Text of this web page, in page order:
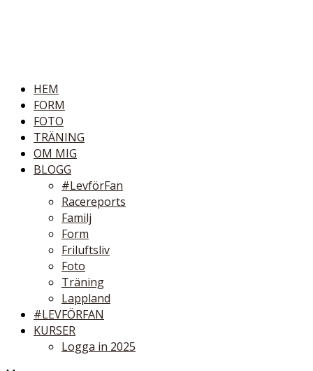
HEM
FORM
FOTO
TRÄNING
OM MIG
BLOGG
#LevförFan
Racereports
Familj
Form
Friluftsliv
Foto
Träning
Lappland
#LEVFÖRFAN
KURSER
Logga in 2025